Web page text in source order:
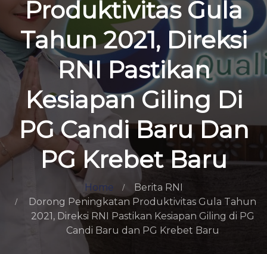
Produktivitas Gula
Tahun 2021, Direksi
RNI Pastikan
Kesiapan Giling Di
PG Candi Baru Dan
PG Krebet Baru
Home
Berita RNI
Dorong Peningkatan Produktivitas Gula Tahun
2021, Direksi RNI Pastikan Kesiapan Giling di PG
Candi Baru dan PG Krebet Baru